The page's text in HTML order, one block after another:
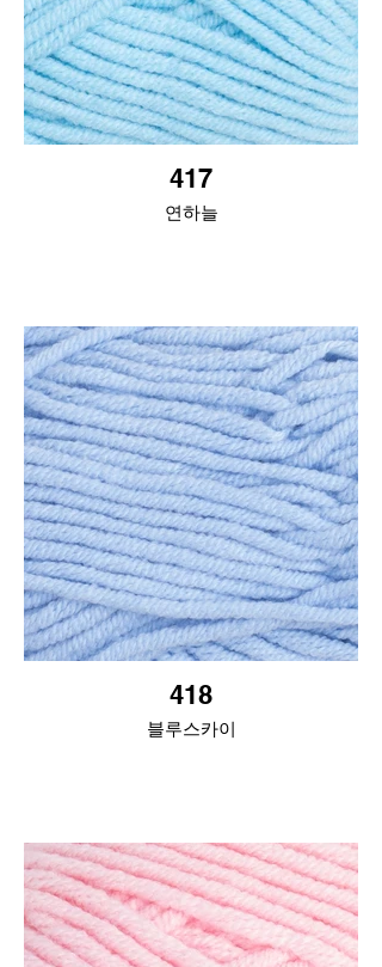
417
연하늘
418
블루스카이